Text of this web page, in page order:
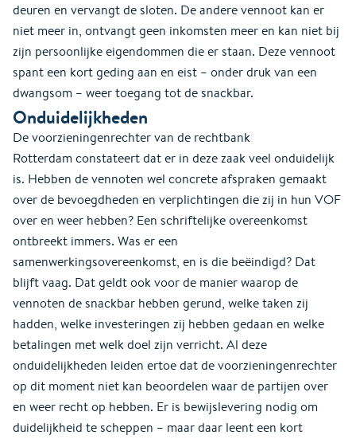
deuren en vervangt de sloten. De andere vennoot kan er
niet meer in, ontvangt geen inkomsten meer en kan niet bij
zijn persoonlijke eigendommen die er staan. Deze vennoot
spant een kort geding aan en eist – onder druk van een
dwangsom – weer toegang tot de snackbar.
Onduidelijkheden
De voorzieningenrechter van de rechtbank
Rotterdam constateert dat er in deze zaak veel onduidelijk
is. Hebben de vennoten wel concrete afspraken gemaakt
over de bevoegdheden en verplichtingen die zij in hun VOF
over en weer hebben? Een schriftelijke overeenkomst
ontbreekt immers. Was er een
samenwerkingsovereenkomst, en is die beëindigd? Dat
blijft vaag. Dat geldt ook voor de manier waarop de
vennoten de snackbar hebben gerund, welke taken zij
hadden, welke investeringen zij hebben gedaan en welke
betalingen met welk doel zijn verricht. Al deze
onduidelijkheden leiden ertoe dat de voorzieningenrechter
op dit moment niet kan beoordelen waar de partijen over
en weer recht op hebben. Er is bewijslevering nodig om
duidelijkheid te scheppen – maar daar leent een kort